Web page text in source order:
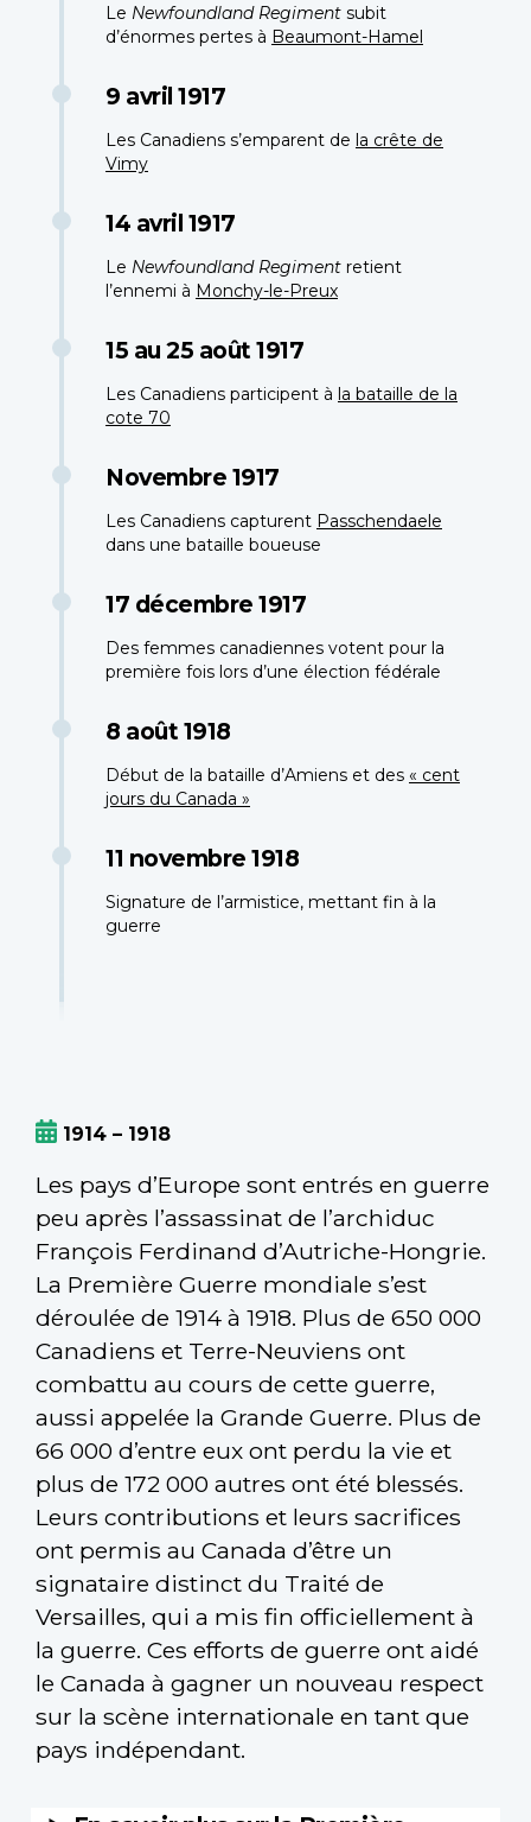
Le Newfoundland Regiment subit
d’énormes pertes à Beaumont-Hamel
9 avril 1917
Les Canadiens s’emparent de la crête de
Vimy
14 avril 1917
Le Newfoundland Regiment retient
l’ennemi à Monchy-le-Preux
15 au 25 août 1917
Les Canadiens participent à la bataille de la
cote 70
Novembre 1917
Les Canadiens capturent Passchendaele
dans une bataille boueuse
17 décembre 1917
Des femmes canadiennes votent pour la
première fois lors d’une élection fédérale
8 août 1918
Début de la bataille d’Amiens et des « cent
jours du Canada »
11 novembre 1918
Signature de l’armistice, mettant fin à la
guerre
1914 – 1918
Les pays d’Europe sont entrés en guerre
peu après l’assassinat de l’archiduc
François Ferdinand d’Autriche-Hongrie.
La Première Guerre mondiale s’est
déroulée de 1914 à 1918. Plus de 650 000
Canadiens et Terre-Neuviens ont
combattu au cours de cette guerre,
aussi appelée la Grande Guerre. Plus de
66 000 d’entre eux ont perdu la vie et
plus de 172 000 autres ont été blessés.
Leurs contributions et leurs sacrifices
ont permis au Canada d’être un
signataire distinct du Traité de
Versailles, qui a mis fin officiellement à
la guerre. Ces efforts de guerre ont aidé
le Canada à gagner un nouveau respect
sur la scène internationale en tant que
pays indépendant.